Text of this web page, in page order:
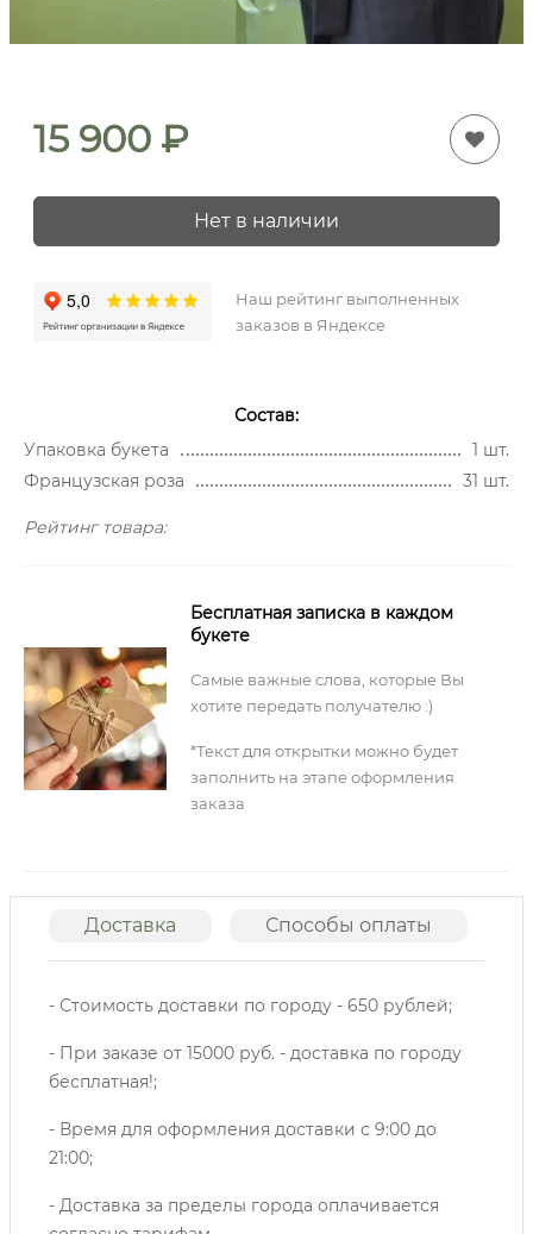
15 900 ₽
Нет в наличии
Наш рейтинг выполненных
заказов в Яндексе
Состав:
Упаковка букета
1 шт.
Французская роза
31 шт.
Рейтинг товара:
Бесплатная записка в каждом
букете
Самые важные слова, которые Вы
хотите передать получателю :)
*Текст для открытки можно будет
заполнить на этапе оформления
заказа
Доставка Способы оплаты
- Стоимость доставки по городу - 650 рублей;
- При заказе от 15000 руб. - доставка по городу
бесплатная!;
- Время для оформления доставки с 9:00 до
21:00;
- Доставка за пределы города оплачивается